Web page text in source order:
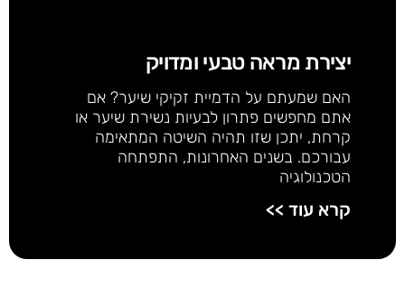
יצירת מראה טבעי ומדויק
האם שמעתם על הדמיית זקיקי שיער? אם
אתם מחפשים פתרון לבעיות נשירת שיער או
קרחת, יתכן שזו תהיה השיטה המתאימה
עבורכם. בשנים האחרונות, התפתחה
הטכנולוגיה
קרא עוד >>